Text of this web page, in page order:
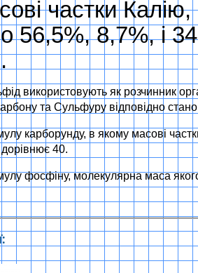
частки
56,5%, 8,7%, і
використовують як розчинник
та Сульфуру відповідно
карборунду, в якому масові
40.
фосфіну, молекулярна маса